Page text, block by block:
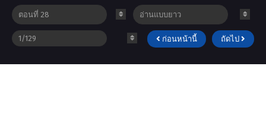
ก่อนหน้านี้ ถัดไป